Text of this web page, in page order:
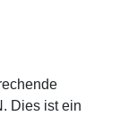
Dies ist ein